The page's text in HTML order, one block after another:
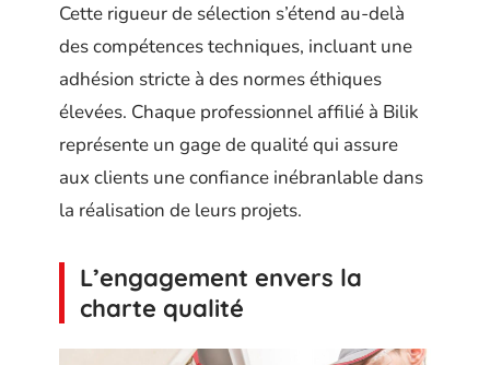
Cette rigueur de sélection s’étend au-delà
des compétences techniques, incluant une
adhésion stricte à des normes éthiques
élevées. Chaque professionnel affilié à Bilik
représente un gage de qualité qui assure
aux clients une confiance inébranlable dans
la réalisation de leurs projets.
L’engagement envers la
charte qualité